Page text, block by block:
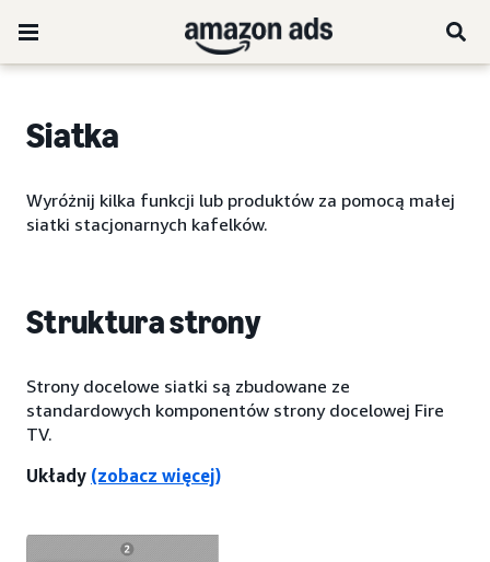
Siatka
Wyróżnij kilka funkcji lub produktów za pomocą małej
siatki stacjonarnych kafelków.
Struktura strony
Strony docelowe siatki są zbudowane ze
standardowych komponentów strony docelowej Fire
TV.
Układy (zobacz więcej)